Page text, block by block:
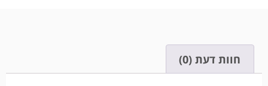
חוות דעת (0)